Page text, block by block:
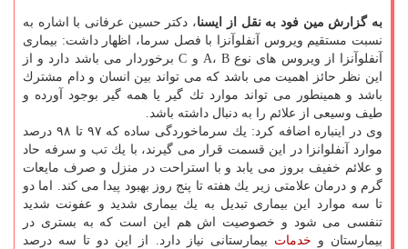
به گزارش مین فود به نقل از ایسنا، دكتر حسین عرفانی با اشاره به
نسبت مستقیم ویروس آنفلوآنزا با فصل سرما، اظهار داشت: بیماری
آنفلوآنزا از ویروس های نوع A، B و C برخوردار می باشد دارد و از
این نظر حائز اهمیت می باشد كه می تواند بین انسان و دام مشترك
باشد و همینطور می تواند موارد تك گیر یا همه گیر بوجود آورده و
طیف وسیعی از علائم را به دنبال داشته باشد.
وی در اینباره اضافه كرد: یك سرماخوردگی ساده كه ۹۷ تا ۹۸ درصد
موارد آنفلوانزا در این قسمت قرار می گیرند، با یك تب و سرفه حاد
و علائم خفیف بروز می یابد و با استراحت در منزل و صرف مایعات
گرم و درمان علامتی زیر یك هفته تا پنج روز بهبود پیدا می كند. اما دو
تا سه موارد این بیماری تبدیل به یك بیماری شدید و عفونت شدید
تنفسی می شود و خصوصیت اش هم این است كه به بستری در
بیمارستان و خدمات بیمارستانی نیاز دارد. از این دو تا سه درصد